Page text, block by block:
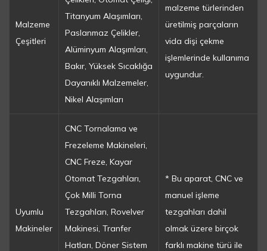
Malzeme
Çeşitleri
Titanyum Alaşımları,
Paslanmaz Çelikler,
Alüminyum Alaşımları,
Bakır, Yüksek Sıcaklığa
Dayanıklı Malzemeler,
Nikel Alaşımları
malzeme türlerinden
üretilmiş parçaların
vida dişi çekme
işlemlerinde kullanıma
uygundur.
Uyumlu
Makineler
CNC Tornalama ve
Frezeleme Makineleri,
CNC Freze, Kayar
Otomat Tezgahları,
Çok Milli Torna
Tezgahları, Rovelver
Makinesi, Tranfer
Hatları, Döner Sistem
* Bu aparat, CNC ve
manuel işleme
tezgahları dahil
olmak üzere birçok
farklı makine türü ile